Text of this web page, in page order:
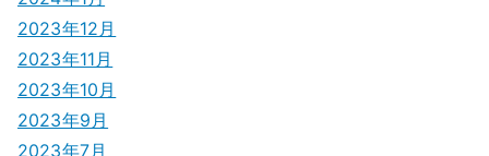
2023年12月
2023年11月
2023年10月
2023年9月
2023年7月